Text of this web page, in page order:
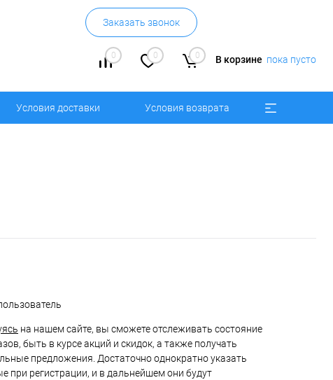
Заказать звонок
0 0 0 В корзине пока пусто
Условия доставки Условия возврата
на нашем сайте, вы сможете отслеживать состояние
быть в курсе акций и скидок, а также получать
предложения. Достаточно однократно указать
при регистрации, и в дальнейшем они будут